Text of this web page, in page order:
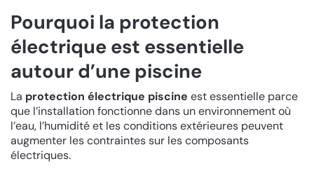
Pourquoi la protection
électrique est essentielle
autour d’une piscine
La protection électrique piscine est essentielle parce
que l’installation fonctionne dans un environnement où
l’eau, l’humidité et les conditions extérieures peuvent
augmenter les contraintes sur les composants
électriques.